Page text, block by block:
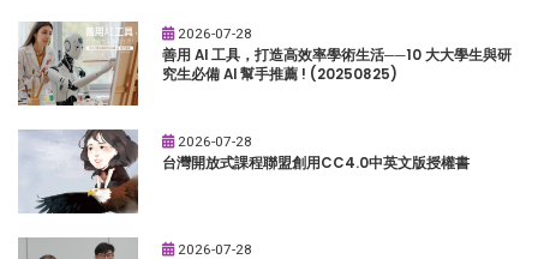
2026-07-28
善用 AI 工具，打造高效率學術生活──10 大大學生與研
究生必備 AI 幫手推薦 ! (20250825)
2026-07-28
台灣開放式課程聯盟創用CC4.0中英文版授權書
2026-07-28